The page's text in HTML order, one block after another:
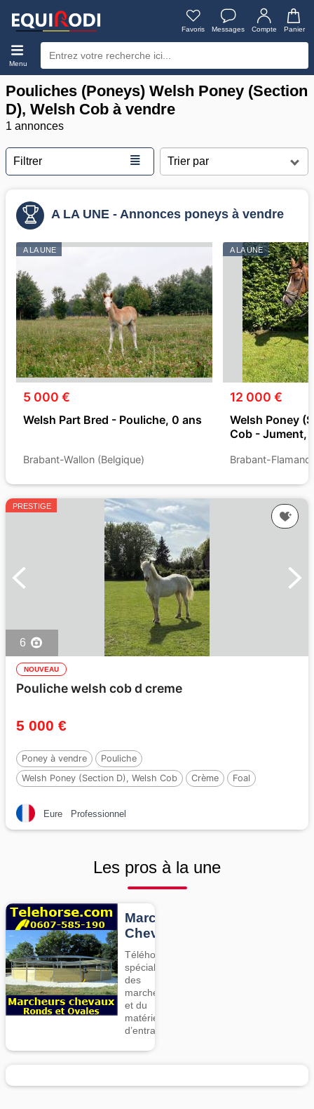
Favoris Messages Compte Panier
Menu
Pouliches (Poneys) Welsh Poney (Section
D), Welsh Cob à vendre
1 annonces
Filtrer ≣
A LA UNE - Annonces poneys à vendre
A LA UNE
5 000 €
Welsh Part Bred - Pouliche, 0 ans
Brabant-Wallon (Belgique)
A LA UNE
12 000 €
Welsh Poney
Cob - Jument,
Brabant-Flamand
PRESTIGE
6
NOUVEAU
Pouliche welsh cob d creme
5 000 €
Poney à vendre
Pouliche
Welsh Poney (Section D), Welsh Cob
Crème
Foal
Eure
Professionnel
Les pros à la une
Marcheurs
Chevaux
Téléhorse,
spécialiste
des
marcheurs
et du
matériel
d’entrainement